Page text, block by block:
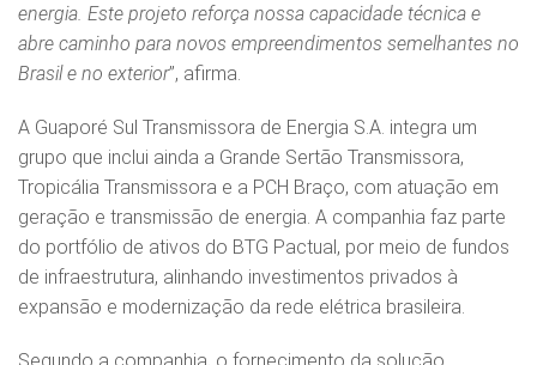
energia. Este projeto reforça nossa capacidade técnica e
abre caminho para novos empreendimentos semelhantes no
Brasil e no exterior”, afirma.
A Guaporé Sul Transmissora de Energia S.A. integra um
grupo que inclui ainda a Grande Sertão Transmissora,
Tropicália Transmissora e a PCH Braço, com atuação em
geração e transmissão de energia. A companhia faz parte
do portfólio de ativos do BTG Pactual, por meio de fundos
de infraestrutura, alinhando investimentos privados à
expansão e modernização da rede elétrica brasileira.